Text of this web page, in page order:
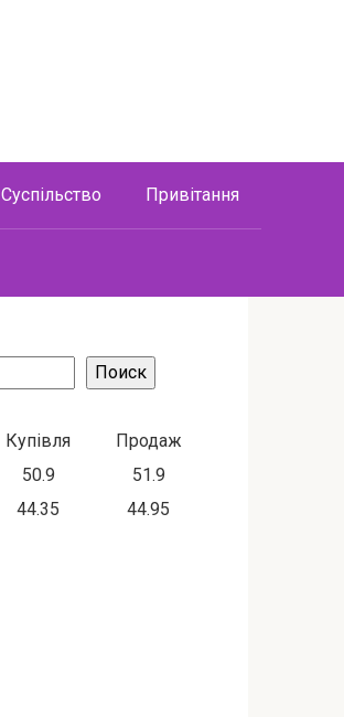
Суспільство Привітання
Поиск
Купівля
Продаж
50.9
51.9
44.35 44.95